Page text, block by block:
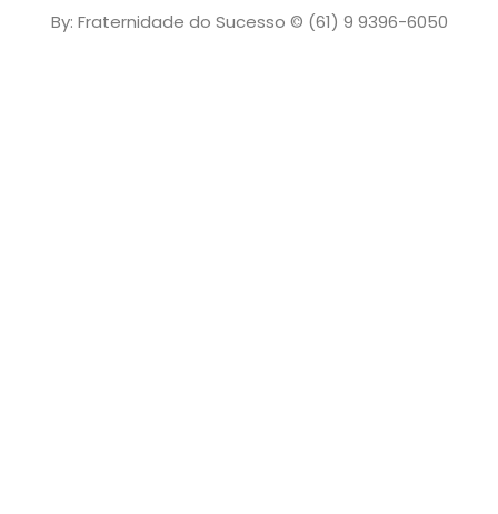
By: Fraternidade do Sucesso © (61) 9 9396-6050